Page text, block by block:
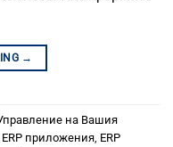
→
на Вашия
ERP приложения ERP